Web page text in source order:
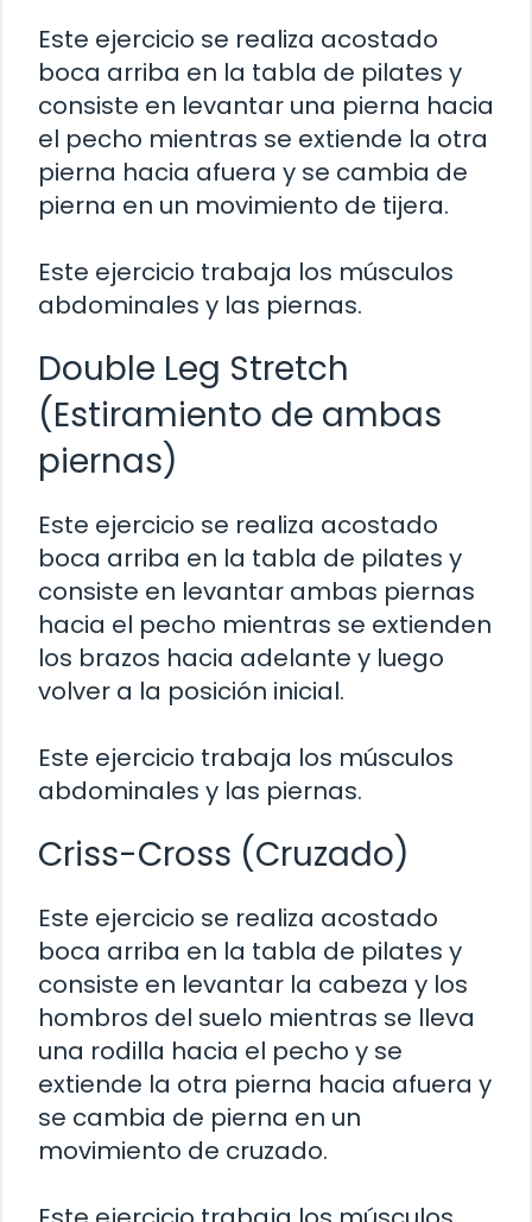
Este ejercicio se realiza acostado
boca arriba en la tabla de pilates y
consiste en levantar una pierna hacia
el pecho mientras se extiende la otra
pierna hacia afuera y se cambia de
pierna en un movimiento de tijera.
Este ejercicio trabaja los músculos
abdominales y las piernas.
Double Leg Stretch
(Estiramiento de ambas
piernas)
Este ejercicio se realiza acostado
boca arriba en la tabla de pilates y
consiste en levantar ambas piernas
hacia el pecho mientras se extienden
los brazos hacia adelante y luego
volver a la posición inicial.
Este ejercicio trabaja los músculos
abdominales y las piernas.
Criss-Cross (Cruzado)
Este ejercicio se realiza acostado
boca arriba en la tabla de pilates y
consiste en levantar la cabeza y los
hombros del suelo mientras se lleva
una rodilla hacia el pecho y se
extiende la otra pierna hacia afuera y
se cambia de pierna en un
movimiento de cruzado.